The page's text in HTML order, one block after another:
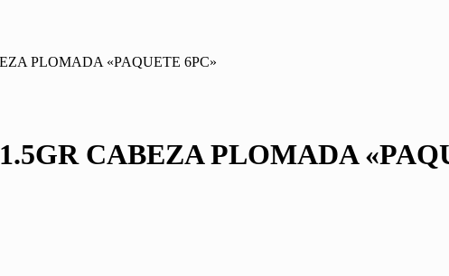
PLOMADA «PAQUETE 6PC»
CABEZA PLOMADA